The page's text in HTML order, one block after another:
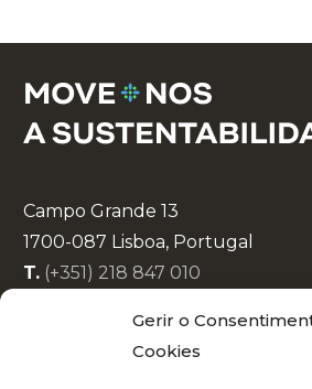
Gerir o
Cookies
Campo Grande 13
1700-087 Lisboa, Portugal
T. (+351) 218 847 010